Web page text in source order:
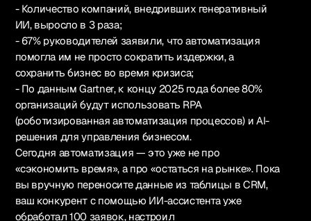
Вступить в Telegram
Связаться
- Количество компаний, внедривших генеративный
ИИ, выросло в 3 раза;
- 67% руководителей заявили, что автоматизация
помогла им не просто сократить издержки, а
сохранить бизнес во время кризиса;
- По данным Gartner, к концу 2025 года более 80%
организаций будут использовать RPA
(роботизированная автоматизация процессов) и AI-
решения для управления бизнесом.
Сегодня автоматизация — это уже не про
«сэкономить время», а про «остаться на рынке». Пока
вы вручную переносите данные из таблицы в CRM,
ваш конкурент с помощью ИИ-ассистента уже
обработал 100 заявок, настроил